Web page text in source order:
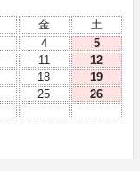
金
土
4
5
11
12
18
19
25
26